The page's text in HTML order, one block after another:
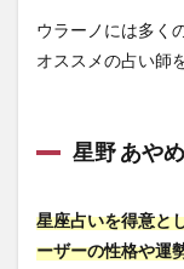
ウラーノには多く
オススメの占い師
星野 あや
星座占いを得意と
ーザーの性格や運